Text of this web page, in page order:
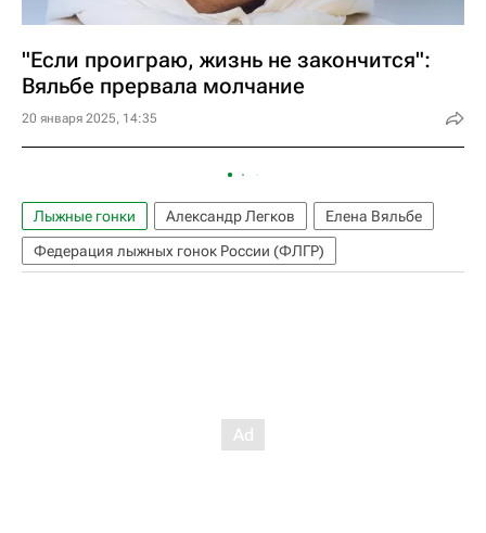
"Если проиграю, жизнь не закончится":
Вяльбе прервала молчание
20 января 2025, 14:35
Лыжные гонки Александр Легков
Елена Вяльбе
Федерация лыжных гонок России (ФЛГР)